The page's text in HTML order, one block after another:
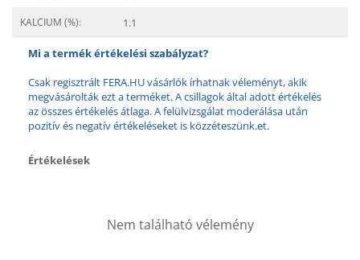
KALCIUM (%): 1.1
Mi a termék értékelési szabályzat?
Csak regisztrált FERA.HU vásárlók írhatnak véleményt, akik
megvásárolták ezt a terméket. A csillagok által adott értékelés
az összes értékelés átlaga. A felülvizsgálat moderálása után
pozitív és negatív értékeléseket is közzéteszünk.et.
Értékelések
Nem található vélemény